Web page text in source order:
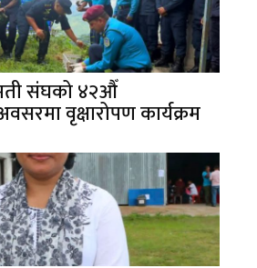
संघको ४२औँ
वृक्षारोपण कार्यक्रम